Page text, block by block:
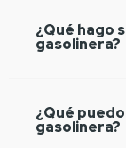
¿Qué hago
gasolinera?
¿Qué
gasolinera?